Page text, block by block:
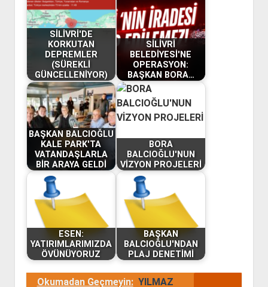
SİLİVRİ'DE
KORKUTAN
DEPREMLER
(SÜREKLİ
GÜNCELLENİYOR)
SİLİVRİ
BELEDİYESİ'NE
OPERASYON:
BAŞKAN BORA…
BAŞKAN BALCIOĞLU
KALE PARK'TA
VATANDAŞLARLA
BİR ARAYA GELDİ
BORA
BALCIOĞLU'NUN
VİZYON PROJELERİ
ESEN:
YATIRIMLARIMIZDA
ÖVÜNÜYORUZ
BAŞKAN
BALCIOĞLU'NDAN
PLAJ DENETİMİ
Okumadan Geçmeyin: YILMAZ